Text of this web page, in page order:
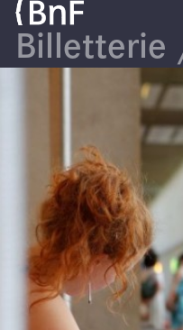
Billetterie
Panneau de gestion des